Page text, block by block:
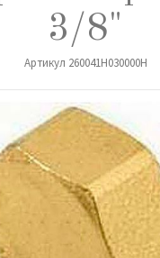
3/8"
Артикул 260041H030000H